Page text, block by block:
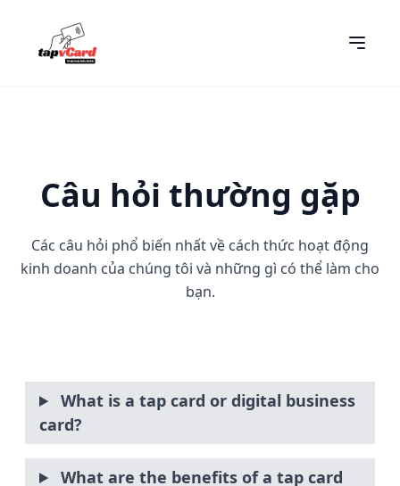
Câu hỏi thường gặp
Các câu hỏi phổ biến nhất về cách thức hoạt động
kinh doanh của chúng tôi và những gì có thể làm cho
bạn.
What is a tap card or digital business
card?
What are the benefits of a tap card